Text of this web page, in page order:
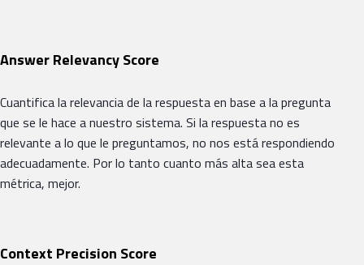
Answer Relevancy Score
Cuantifica la relevancia de la respuesta en base a la pregunta
que se le hace a nuestro sistema. Si la respuesta no es
relevante a lo que le preguntamos, no nos está respondiendo
adecuadamente. Por lo tanto cuanto más alta sea esta
métrica, mejor.
Context Precision Score